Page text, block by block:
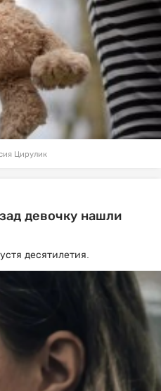
Цирулик
девочку нашли
десятилетия.